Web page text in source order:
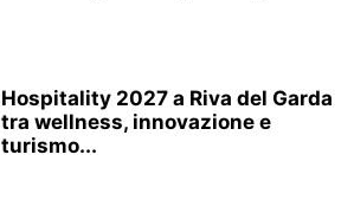
Hospitality 2027 a Riva del Garda
tra wellness, innovazione e
turismo...